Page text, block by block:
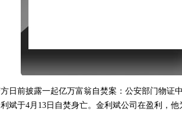
前披露一起亿万富翁自焚案：公安部门物证
斌于4月13日自焚身亡。金利斌公司在盈利，他